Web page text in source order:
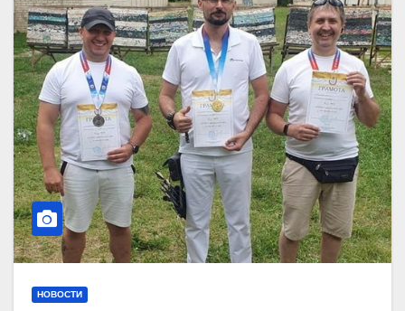
НОВОСТИ